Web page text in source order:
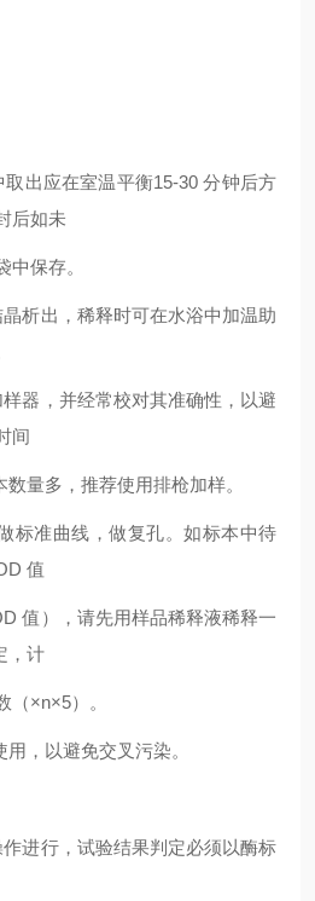
出应在室温平衡15-30 分钟后方
后如未
中保存。
析出，稀释时可在水浴中加温助
器，并经常校对其准确性，以避
间
量多，推荐使用排枪加样。
标准曲线，做复孔。如标本中待
值
值），请先用样品稀释液稀释一
，计
（×n×5）。
，以避免交叉污染。
进行，试验结果判定必须以酶标